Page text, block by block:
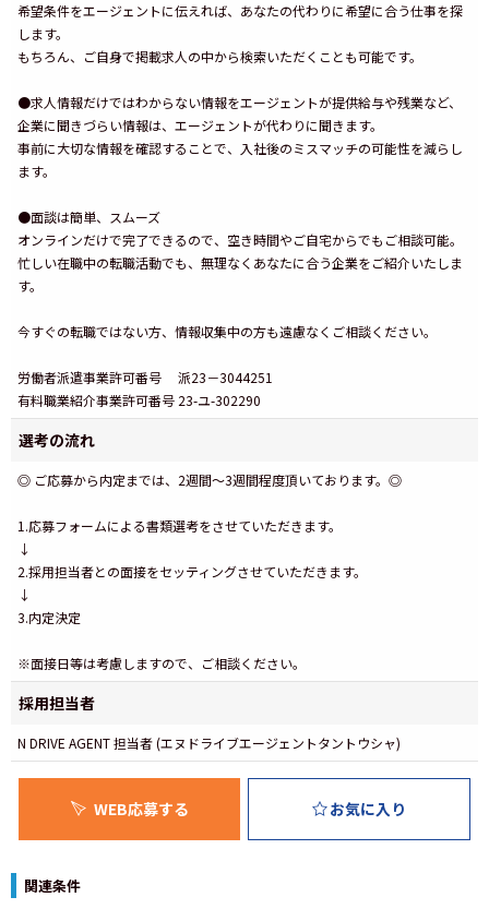
希望条件をエージェントに伝えれば、あなたの代わりに希望に合う仕事を探
します。
もちろん、ご自身で掲載求人の中から検索いただくことも可能です。
●求人情報だけではわからない情報をエージェントが提供給与や残業など、
企業に聞きづらい情報は、エージェントが代わりに聞きます。
事前に大切な情報を確認することで、入社後のミスマッチの可能性を減らし
ます。
●面談は簡単、スムーズ
オンラインだけで完了できるので、空き時間やご自宅からでもご相談可能。
忙しい在職中の転職活動でも、無理なくあなたに合う企業をご紹介いたしま
す。
今すぐの転職ではない方、情報収集中の方も遠慮なくご相談ください。
労働者派遣事業許可番号 派23－3044251
有料職業紹介事業許可番号 23-ユ-302290
選考の流れ
◎ ご応募から内定までは、2週間～3週間程度頂いております。◎
1.応募フォームによる書類選考をさせていただきます。
↓
2.採用担当者との面接をセッティングさせていただきます。
↓
3.内定決定
※面接日等は考慮しますので、ご相談ください。
採用担当者
N DRIVE AGENT 担当者 (エヌドライブエージェントタントウシャ)
WEB応募する お気に入り
関連条件